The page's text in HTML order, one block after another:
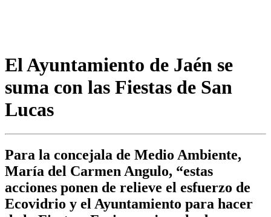
El Ayuntamiento de Jaén se
suma con las Fiestas de San
Lucas
Para la concejala de Medio Ambiente,
María del Carmen Angulo, “estas
acciones ponen de relieve el esfuerzo de
Ecovidrio y el Ayuntamiento para hacer